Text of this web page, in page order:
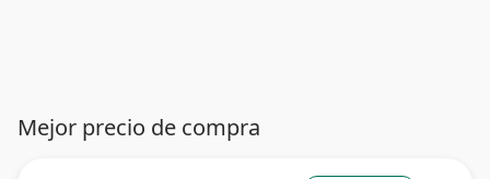
Mejor precio de compra